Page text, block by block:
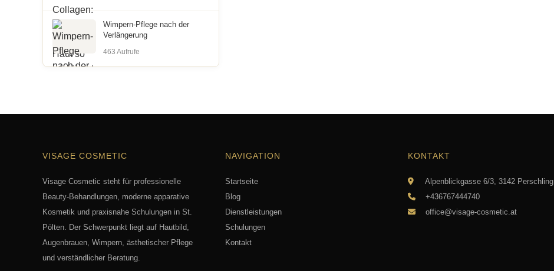
Wimpern-Pflege nach der
Verlängerung
463 Aufrufe
VISAGE COSMETIC
Visage Cosmetic steht für professionelle
Beauty-Behandlungen, moderne apparative
Kosmetik und praxisnahe Schulungen in St.
Pölten. Der Schwerpunkt liegt auf Hautbild,
Augenbrauen, Wimpern, ästhetischer Pflege
und verständlicher Beratung.
NAVIGATION
Startseite
Blog
Dienstleistungen
Schulungen
Kontakt
KONTAKT
Alpenblickgasse 6/3, 3142 Perschling
+436767444740
office@visage-cosmetic.at